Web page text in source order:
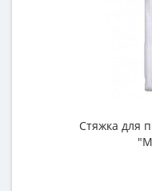
Стяжка для